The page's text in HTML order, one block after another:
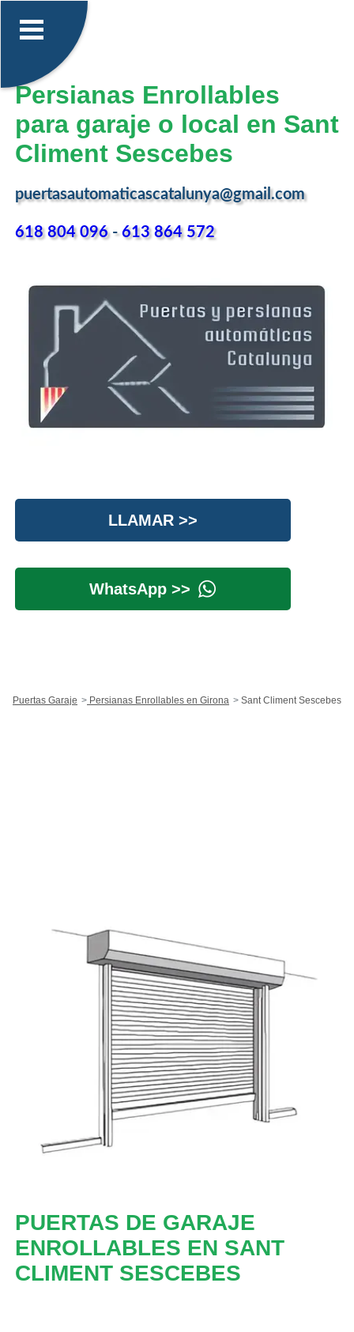
Persianas Enrollables
para garaje o local en Sant
Climent Sescebes
puertasautomaticascatalunya@gmail.com
618 804 096-613 864 572
LLAMAR >>
WhatsApp >>
Puertas Garaje Persianas Enrollables en Girona Sant Climent Sescebes
PUERTAS DE GARAJE
ENROLLABLES EN SANT
CLIMENT SESCEBES